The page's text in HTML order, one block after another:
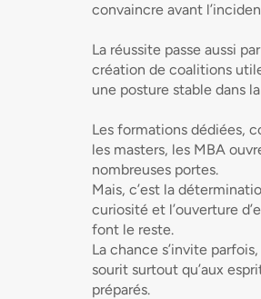
convaincre avant
La réussite passe aussi
création de coalitions
une posture stable dans
Les formations dédiées,
les masters, les MBA
nombreuses portes.
Mais, c’est la
curiosité et l’ouverture
font le reste.
La chance s’invite
sourit surtout qu’aux
préparés.